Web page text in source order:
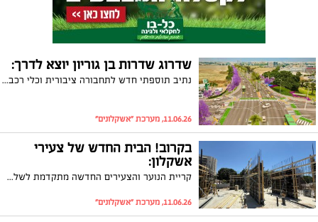
שדרוג שדרות בן גוריון יוצא לדרך:
נתיב תוספתי חדש לתחבורה ציבורית וכלי רכב פרטיים עם מינימום נוסעים, הצבת תחנות אוטובוס חכמות וסלילת שבילי אופניים - אלו רק חלק מיתרונות הפרויקט באחד הצירים המרכזיים והוותיקים בעיר
11.06.26, מערכת "אשקלונים"
בקרוב! הבית החדש של צעירי
אשקלון:
קריית הנוער והצעירים החדשה מתקדמת לשלב הבא
11.06.26, מערכת "אשקלונים"